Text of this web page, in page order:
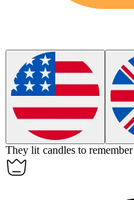
They lit candles toremember